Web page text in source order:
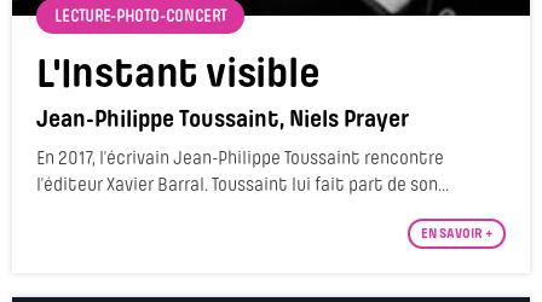
LECTURE-PHOTO-CONCERT
L'Instant visible
Jean-Philippe Toussaint, Niels Prayer
En 2017, l’écrivain Jean-Philippe Toussaint rencontre
l’éditeur Xavier Barral. Toussaint lui fait part de son...
EN SAVOIR +